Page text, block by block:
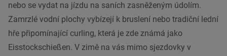
nebo se vydat na jízdu na saních zasněženým údolím.
Zamrzlé vodní plochy vybízejí k bruslení nebo tradiční lední
hře připomínající curling, která je zde známá jako
Eisstockschießen. V zimě na vás mimo sjezdovky v